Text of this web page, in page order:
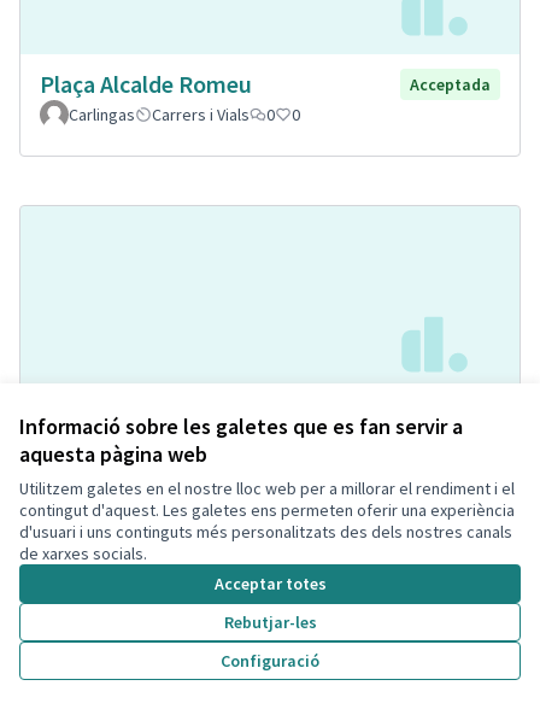
Informació sobre les galetes que es fan servir a
aquesta pàgina web
Utilitzem galetes en el nostre lloc web per a millorar el rendiment i el
contingut d'aquest. Les galetes ens permeten oferir una experiència
d'usuari i uns continguts més personalitzats des dels nostres canals
de xarxes socials.
Acceptar totes
Rebutjar-les
Configuració
Plaça Alcalde Romeu
Acceptada
Carlingas
Carrers i Vials 0 0
Parc al carrer Loira
Acceptada
Soraya Del Valle Delgado